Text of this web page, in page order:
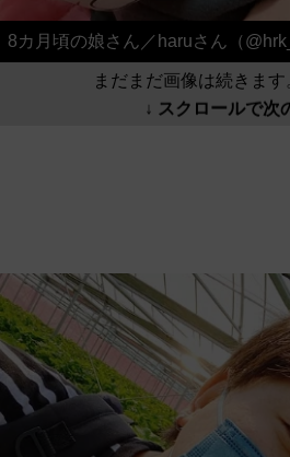
8カ月頃の娘さん／haruさん（
まだまだ画像は続きます
↓ スクロールで次